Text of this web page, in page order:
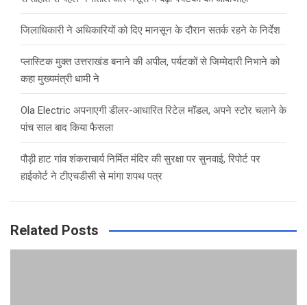
जिलाधिकारी ने अधिकारियों को दिए मानसून के दौरान सतर्क रहने के निर्देश
प्लास्टिक मुक्त उत्तराखंड बनाने की अपील, पर्यटकों से जिम्मेदारी निभाने को
कहा मुख्यमंत्री धामी ने
Ola Electric अपनाएगी डीलर-आधारित रिटेल मॉडल, अपने स्टोर चलाने के
पांच साल बाद किया फैसला
पौड़ी हाट गांव शंकराचार्य निर्मित मंदिर की सुरक्षा पर सुनवाई, रिपोर्ट पर
हाईकोर्ट ने टीएचडीसी से मांगा शपथ पत्र
Related Posts